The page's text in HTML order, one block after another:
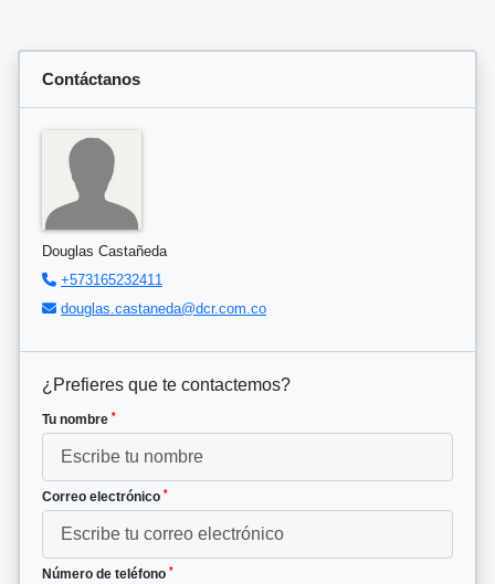
Contáctanos
Douglas Castañeda
+573165232411
douglas.castaneda@dcr.com.co
¿Prefieres que te contactemos?
Tu nombre *
Correo electrónico *
Número de teléfono *